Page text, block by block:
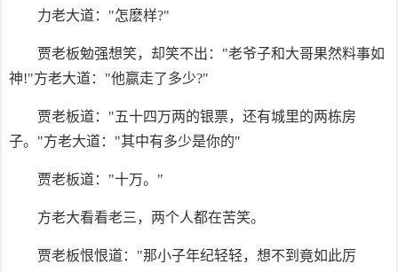
力老大道："怎麽样?"
贾老板勉强想笑，却笑不出："老爷子和大哥果然料事如
神!"方老大道："他嬴走了多少?"
贾老板道："五十四万两的银票，还有城里的两栋房
子。"方老大道："其中有多少是你的"
贾老板道："十万。"
方老大看看老三，两个人都在苦笑。
贾老板恨恨道："那小子年纪轻轻，想不到竟如此厉